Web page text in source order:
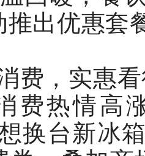
推出优惠套
，实惠看
费热情高
换台新冰